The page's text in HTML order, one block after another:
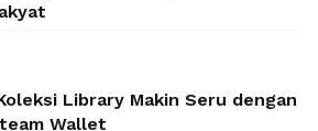
Library Makin Seru dengan
Wallet